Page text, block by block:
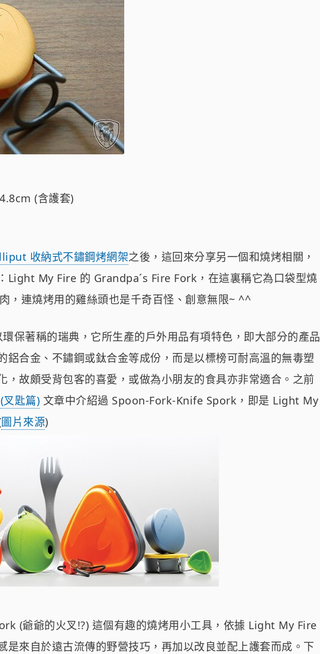
(含護套)
收納式不鏽鋼烤網架之後，這回來分享另一個和燒烤相關，
Light My Fire 的 Grandpa´s Fire Fork，在這裏稱它為口袋型燒
，連燒烤用的雞絲頭也是千奇百怪、創意無限~ ^^
保著稱的瑞典，它所生產的戶外用品有項特色，即大部分的產品
鋁合金、不鏽鋼或鈦合金等成份，而是以標榜可耐高溫的無毒塑
，故頗受背包客的喜愛，或做為小朋友的食具亦非常適合。之前
叉匙篇) 文章中介紹過 Spoon-Fork-Knife Spork，即是 Light My
圖片來源)
(爺爺的火叉!?) 這個有趣的燒烤用小工具，依據 Light My Fire
是來自於遠古流傳的野營技巧，再加以改良並配上護套而成。下